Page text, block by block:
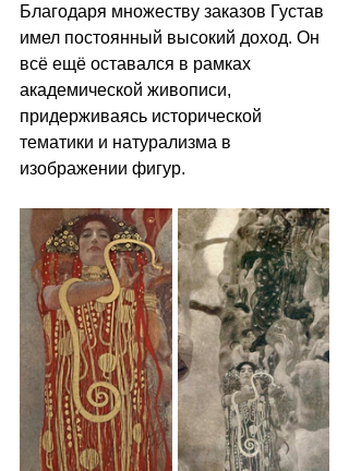
Благодаря множеству заказов Густав
имел постоянный высокий доход. Он
всё ещё оставался в рамках
академической живописи,
придерживаясь исторической
тематики и натурализма в
изображении фигур.